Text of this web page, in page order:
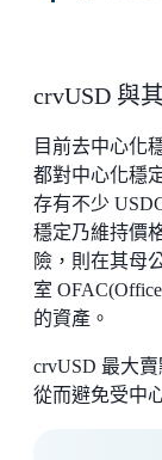
crvUSD 與
目前去中心化
都對中心化穩
存有不少
穩定乃維持價
險，則在其母
室
的資產。
crvUSD 最大
從而避免受中